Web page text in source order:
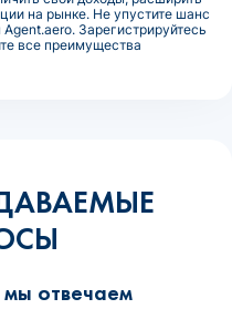
на рынке. Не упустите шанс
Зарегистрируйтесь
все преимущества
отвечаем